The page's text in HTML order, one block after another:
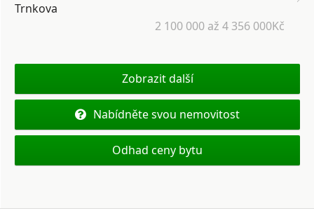
Trnkova
2 100 000 až 4 356 000Kč
Zobrazit další
Nabídněte svou nemovitost
Odhad ceny bytu